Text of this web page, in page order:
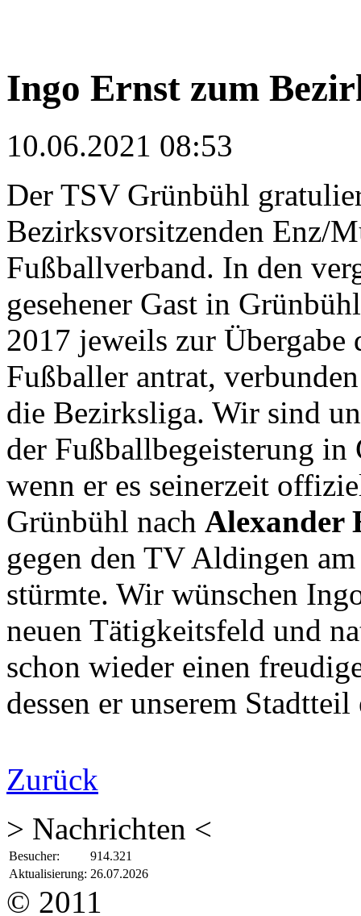
Ingo Ernst zum
10.06.2021 08:53
Der TSV Grünbühl
Bezirksvorsitzenden Enz/
Fußballverband. In den
gesehener Gast in
2017 jeweils zur Übergabe
Fußballer antrat,
die Bezirksliga. Wir sind
der Fußballbegeisterung in
wenn er es seinerzeit
Grünbühl nach Alexander
gegen den TV Aldingen
stürmte. Wir wünschen
neuen Tätigkeitsfeld und
schon wieder einen
dessen er unserem
Zurück
> Nachrichten <
Besucher:
914.321
Aktualisierung: 26.07.2026
© 2011